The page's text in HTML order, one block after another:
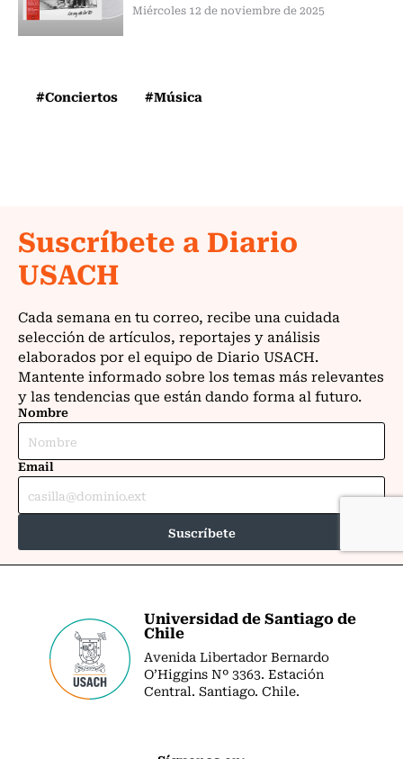
Miércoles 12 de noviembre de 2025
#Conciertos #Música
Universidad de Santiago de
Chile
Avenida Libertador Bernardo
O’Higgins Nº 3363. Estación
Central. Santiago. Chile.